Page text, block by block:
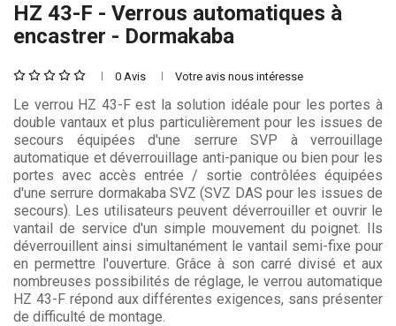
HZ 43-F - Verrous automatiques à
encastrer - Dormakaba
0 Avis Votre avis nous intéresse
Le verrou HZ 43-F est la solution idéale pour les portes à
double vantaux et plus particulièrement pour les issues de
secours équipées d'une serrure SVP à verrouillage
automatique et déverrouillage anti-panique ou bien pour les
portes avec accès entrée / sortie contrôlées équipées
d'une serrure dormakaba SVZ (SVZ DAS pour les issues de
secours). Les utilisateurs peuvent déverrouiller et ouvrir le
vantail de service d'un simple mouvement du poignet. Ils
déverrouillent ainsi simultanément le vantail semi-fixe pour
en permettre l'ouverture. Grâce à son carré divisé et aux
nombreuses possibilités de réglage, le verrou automatique
HZ 43-F répond aux différentes exigences, sans présenter
de difficulté de montage.